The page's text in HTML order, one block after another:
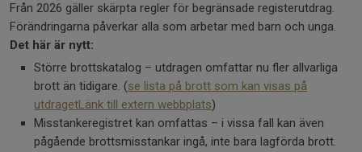
Från 2026 gäller skärpta regler för begränsade registerutdrag.
Förändringarna påverkar alla som arbetar med barn och unga.
Det här är nytt:
Större brottskatalog – utdragen omfattar nu fler allvarliga
brott än tidigare. (se lista på brott som kan visas på
utdragetLänk till extern webbplats)
Misstankeregistret kan omfattas – i vissa fall kan även
pågående brottsmisstankar ingå, inte bara lagförda brott.